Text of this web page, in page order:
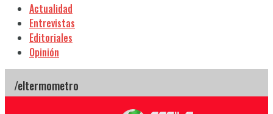
Actualidad
Entrevistas
Editoriales
Opinión